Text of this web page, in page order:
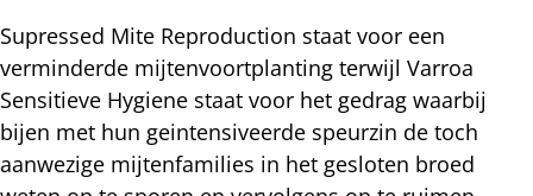
Supressed Mite Reproduction staat voor een
verminderde mijtenvoortplanting terwijl Varroa
Sensitieve Hygiene staat voor het gedrag waarbij
bijen met hun geintensiveerde speurzin de toch
aanwezige mijtenfamilies in het gesloten broed